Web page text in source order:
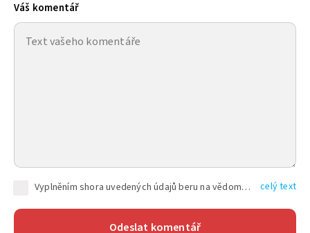
Váš komentář
Vyplněním shora uvedených údajů beru na vědomí, že společnost TEXT FACTORY s.r.o., sídlem Brno, Durďákova 336/29, Černá Pole, PSČ: 613 00, IČ: 06157831, zapsané u Krajského soudu v Brně, oddíl C, vložka 100399, bude zpracovávat mé osobní údaje uvedené v rámci mnou vyplněného registračního formuláře na základě oprávněných zájmů TEXT FACTORY s.r.o. dle čl. 6 odst. 1 písm. f) GDPR a pro splnění právních povinností (čl. 6 odst. 1 písm. c) GDPR), a to pro tyto účely: nezbytnost zajistit oprávnění návštěvníka webových stránek provozovaných společností TEXT FACTORY s.r.o. přispívat aktivně ke zveřejněným článkům nebo v rámci diskusních fór a výkon práv TEXT FACTORY s.r.o. jako administrátora těchto diskusních fór. Více informací o zpracování osobních údajů a právech lze nalézt v celý text